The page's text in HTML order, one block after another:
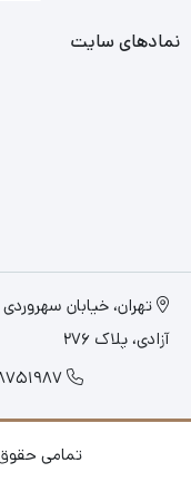
نمادهای سایت
تهران، خیابان
آزادی، پلاک 276
تمامی